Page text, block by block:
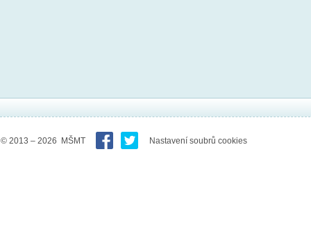
© 2013 – 2026 MŠMT Nastavení soubrů cookies